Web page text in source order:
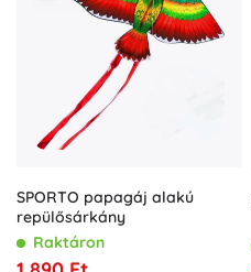
SPORTO papagáj alakú
repülősárkány
Raktáron